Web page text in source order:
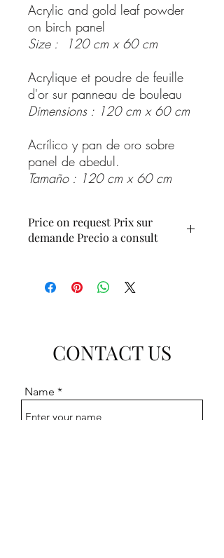
Acrylic and gold leaf powder
on birch panel
Size : 120 cm x 60 cm
Acrylique et poudre de feuille
d'or sur panneau de bouleau
Dimensions : 120 cm x 60 cm
Acrílico y pan de oro sobre
panel de abedul.
Tamaño : 120 cm x 60 cm
Price on request Prix sur
demande Precio a consult
CONTACT US
Name